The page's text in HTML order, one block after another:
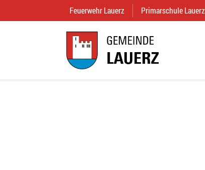
Feuerwehr Lauerz (External Link)
Primarschule Lauerz